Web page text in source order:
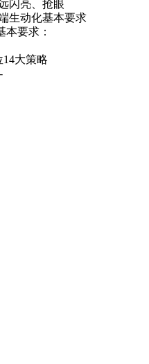
闪亮、抢眼
生动化基本要求
要求：
大策略